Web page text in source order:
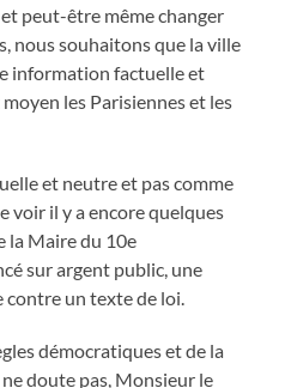
peut-être même changer
nous souhaitons que la ville
information factuelle et
les Parisiennes et les
et neutre et pas comme
voir il y a encore quelques
la Maire du 10e
sur argent public, une
contre un texte de loi.
démocratiques et de la
doute pas, Monsieur le